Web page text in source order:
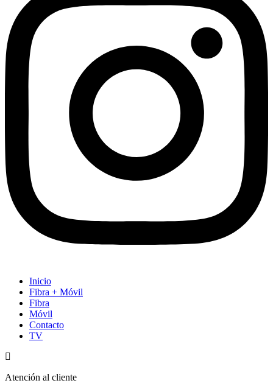
Inicio
Fibra + Móvil
Fibra
Móvil
Contacto
TV
Atención al cliente